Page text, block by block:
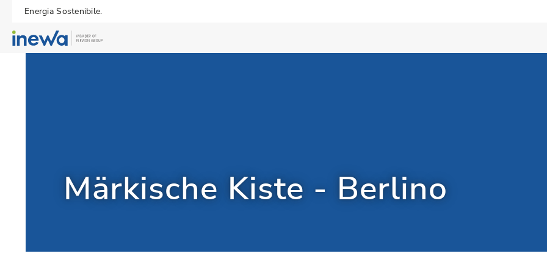
Energia Sostenibile.
Märkische Kiste - Berlino